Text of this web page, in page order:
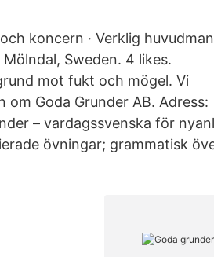
koncern · Verklig huvudman
Sweden. 4 likes.
mot fukt och mögel. Vi
Goda Grunder AB. Adress:
– vardagssvenska för
övningar; grammatisk